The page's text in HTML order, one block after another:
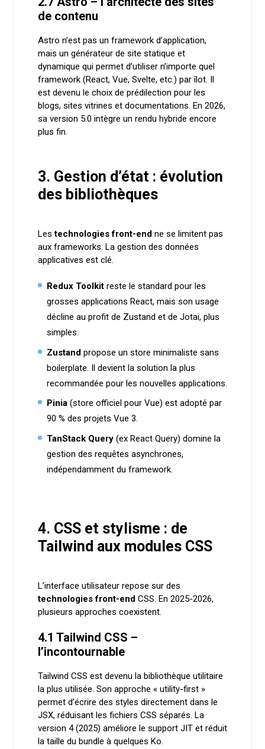
de contenu
Astro n’est pas un framework d’application,
mais un générateur de site statique et
dynamique qui permet d’utiliser n’importe quel
framework (React, Vue, Svelte, etc.) par îlot. Il
est devenu le choix de prédilection pour les
blogs, sites vitrines et documentations. En 2026,
sa version 5.0 intègre un rendu hybride encore
plus fin.
3. Gestion d’état : évolution
des bibliothèques
Lestechnologies front-end ne se limitent pas
aux frameworks. La gestion des données
applicatives est clé.
Redux Toolkitreste le standard pour les
grosses applications React, mais son usage
décline au profit de Zustand et de Jotai, plus
simples.
Zustandpropose un store minimaliste sans
boilerplate. Il devient la solution la plus
recommandée pour les nouvelles applications.
Pinia(store officiel pour Vue) est adopté par
90 % des projets Vue 3.
TanStack Query(ex React Query) domine la
gestion des requêtes asynchrones,
indépendamment du framework.
4. CSS et stylisme : de
Tailwind aux modules CSS
L’interface utilisateur repose sur des
technologies front-end CSS. En 2025-2026,
plusieurs approches coexistent.
4.1 Tailwind CSS –
l’incontournable
Tailwind CSS est devenu la bibliothèque utilitaire
la plus utilisée. Son approche « utility-first »
permet d’écrire des styles directement dans le
JSX, réduisant les fichiers CSS séparés. La
version 4 (2025) améliore le support JIT et réduit
la taille du bundle à quelques Ko.